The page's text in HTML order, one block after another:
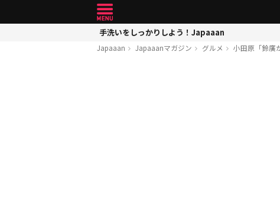
手洗いをしっかりしよう！Japaaan
Japaaan Japaaanマガジン グルメ 小田原「鈴廣